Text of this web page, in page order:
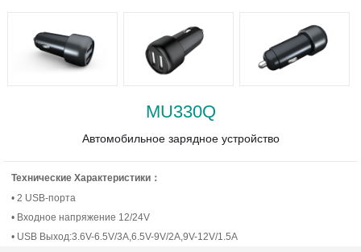
MU330Q
Автомобильное зарядное устройство
Технические Характеристики：
• 2 USB-порта
• Входное напряжение 12/24V
• USB Выход:3.6V-6.5V/3A,6.5V-9V/2A,9V-12V/1.5A